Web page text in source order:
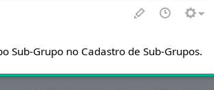
Sub-Grupo no Cadastro de Sub-Grupos.